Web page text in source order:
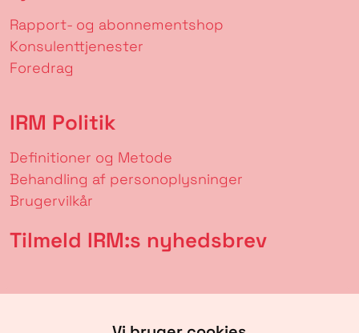
Rapport- og abonnementshop
Konsulenttjenester
Foredrag
IRM Politik
Definitioner og Metode
Behandling af personoplysninger
Brugervilkår
Tilmeld IRM:s nyhedsbrev